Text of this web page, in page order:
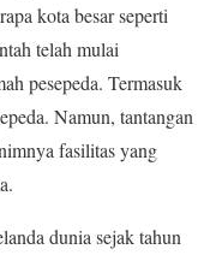
kota besar seperti
telah mulai
pesepeda. Termasuk
Namun, tantangan
fasilitas yang
dunia sejak tahun